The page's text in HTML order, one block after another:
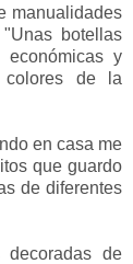
manualidades
botellas
y
de la
en casa me
que guardo
de diferentes
de